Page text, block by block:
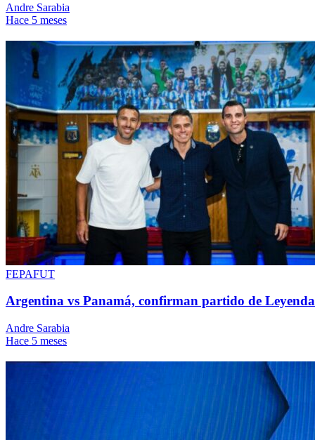
Andre Sarabia
Hace 5 meses
FEPAFUT
Argentina vs Panamá, confirman partido de
Andre Sarabia
Hace 5 meses